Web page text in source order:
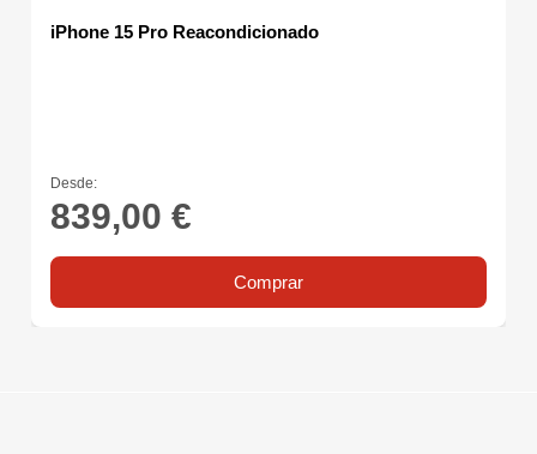
iPhone 15 Pro Reacondicionado
Desde:
839,00 €
Comprar